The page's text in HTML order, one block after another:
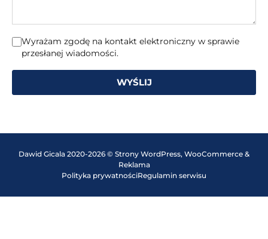
Wyrażam zgodę na kontakt elektroniczny w sprawie
przesłanej wiadomości.
WYŚLIJ
Dawid Gicala 2020-2026 © Strony WordPress, WooCommerce &
Reklama
Polityka prywatnościRegulamin serwisu